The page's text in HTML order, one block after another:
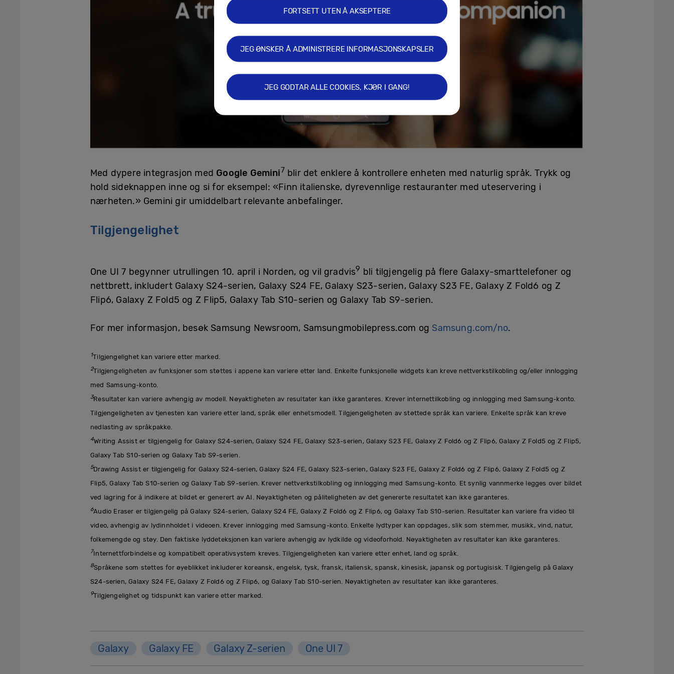
Med dypere integrasjon med Google Gemini7 blir det enklere å kontrollere enheten med naturlig språk. Trykk og
hold sideknappen inne og si for eksempel: «Finn italienske, dyrevennlige restauranter med uteservering i
nærheten.» Gemini gir umiddelbart relevante anbefalinger.
Tilgjengelighet
One UI 7 begynner utrullingen 10. april i Norden, og vil gradvis9 bli tilgjengelig på flere Galaxy-smarttelefoner og
nettbrett, inkludert Galaxy S24-serien, Galaxy S24 FE, Galaxy S23-serien, Galaxy S23 FE, Galaxy Z Fold6 og Z
Flip6, Galaxy Z Fold5 og Z Flip5, Galaxy Tab S10-serien og Galaxy Tab S9-serien.
For mer informasjon, besøk Samsung Newsroom, Samsungmobilepress.com og Samsung.com/no.
1Tilgjengelighet kan variere etter marked.
2Tilgjengeligheten av funksjoner som støttes i appene kan variere etter land. Enkelte funksjonelle widgets kan kreve nettverkstilkobling og/eller innlogging
med Samsung-konto.
3Resultater kan variere avhengig av modell. Nøyaktigheten av resultater kan ikke garanteres. Krever internettilkobling og innlogging med Samsung-konto.
Tilgjengeligheten av tjenesten kan variere etter land, språk eller enhetsmodell. Tilgjengeligheten av støttede språk kan variere. Enkelte språk kan kreve
nedlasting av språkpakke.
4Writing Assist er tilgjengelig for Galaxy S24-serien, Galaxy S24 FE, Galaxy S23-serien, Galaxy S23 FE, Galaxy Z Fold6 og Z Flip6, Galaxy Z Fold5 og Z Flip5,
Galaxy Tab S10-serien og Galaxy Tab S9-serien.
5Drawing Assist er tilgjengelig for Galaxy S24-serien, Galaxy S24 FE, Galaxy S23-serien, Galaxy S23 FE, Galaxy Z Fold6 og Z Flip6, Galaxy Z Fold5 og Z
Flip5, Galaxy Tab S10-serien og Galaxy Tab S9-serien. Krever nettverkstilkobling og innlogging med Samsung-konto. Et synlig vannmerke legges over bildet
ved lagring for å indikere at bildet er generert av AI. Nøyaktigheten og påliteligheten av det genererte resultatet kan ikke garanteres.
6Audio Eraser er tilgjengelig på Galaxy S24-serien, Galaxy S24 FE, Galaxy Z Fold6 og Z Flip6, og Galaxy Tab S10-serien. Resultater kan variere fra video til
video, avhengig av lydinnholdet i videoen. Krever innlogging med Samsung-konto. Enkelte lydtyper kan oppdages, slik som stemmer, musikk, vind, natur,
folkemengde og støy. Den faktiske lyddeteksjonen kan variere avhengig av lydkilde og videoforhold. Nøyaktigheten av resultater kan ikke garanteres.
7Internettforbindelse og kompatibelt operativsystem kreves. Tilgjengeligheten kan variere etter enhet, land og språk.
8Språkene som støttes for øyeblikket inkluderer koreansk, engelsk, tysk, fransk, italiensk, spansk, kinesisk, japansk og portugisisk. Tilgjengelig på Galaxy
S24-serien, Galaxy S24 FE, Galaxy Z Fold6 og Z Flip6, og Galaxy Tab S10-serien. Nøyaktigheten av resultater kan ikke garanteres.
9Tilgjengelighet og tidspunkt kan variere etter marked.
Galaxy Galaxy FE Galaxy Z-serien One UI 7
FORTSETT UTEN Å AKSEPTERE
JEG ØNSKER Å ADMINISTRERE INFORMASJONSKAPSLER
JEG GODTAR ALLE COOKIES, KJØR I GANG!